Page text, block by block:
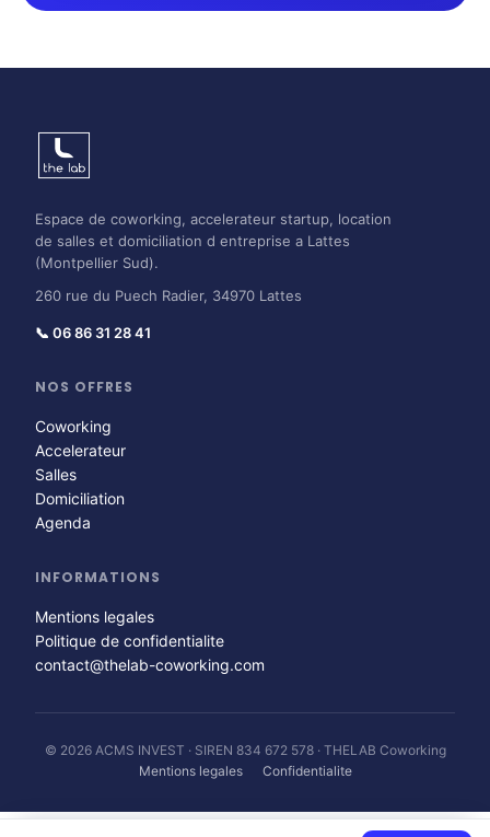
Espace de coworking, accelerateur startup, location
de salles et domiciliation d entreprise a Lattes
(Montpellier Sud).
260 rue du Puech Radier, 34970 Lattes
📞 06 86 31 28 41
NOS OFFRES
Coworking
Accelerateur
Salles
Domiciliation
Agenda
INFORMATIONS
Mentions legales
Politique de confidentialite
contact@thelab-coworking.com
© 2026 ACMS INVEST · SIREN 834 672 578 · THELAB Coworking
Mentions legales
Confidentialite